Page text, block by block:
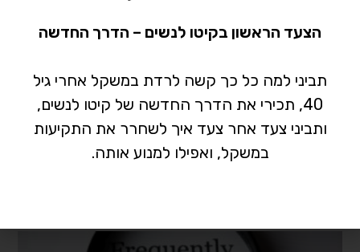
הצעד הראשון בקיטו לנשים – הדרך החדשה
תביני למה כל כך קשה לרדת במשקל אחרי גיל
40, תכירי את הדרך החדשה של קיטו לנשים,
ותביני צעד אחר צעד איך לשחרר את התקיעות
במשקל, ואפילו למנוע אותה.